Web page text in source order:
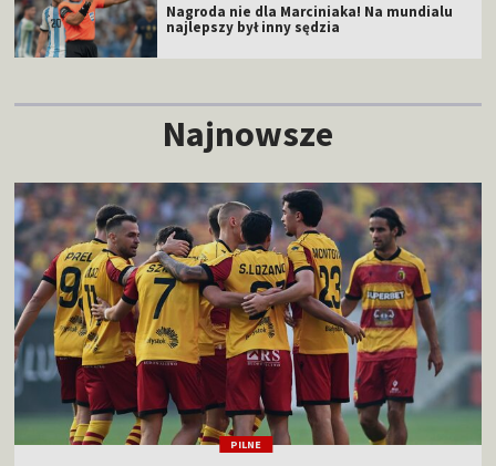
Nagroda nie dla Marciniaka! Na mundialu
najlepszy był inny sędzia
Najnowsze
PILNE